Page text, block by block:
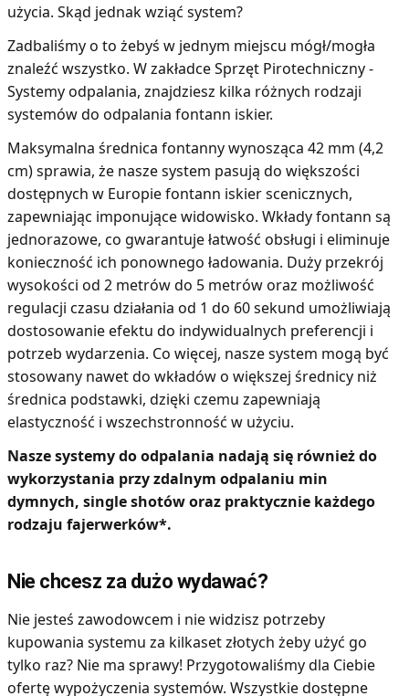
użycia. Skąd jednak wziąć system?
Zadbaliśmy o to żebyś w jednym miejscu mógł/mogła
znaleźć wszystko. W zakładce Sprzęt Pirotechniczny -
Systemy odpalania, znajdziesz kilka różnych rodzaji
systemów do odpalania fontann iskier.
Maksymalna średnica fontanny wynosząca 42 mm (4,2
cm) sprawia, że nasze system pasują do większości
dostępnych w Europie fontann iskier scenicznych,
zapewniając imponujące widowisko. Wkłady fontann są
jednorazowe, co gwarantuje łatwość obsługi i eliminuje
konieczność ich ponownego ładowania. Duży przekrój
wysokości od 2 metrów do 5 metrów oraz możliwość
regulacji czasu działania od 1 do 60 sekund umożliwiają
dostosowanie efektu do indywidualnych preferencji i
potrzeb wydarzenia. Co więcej, nasze system mogą być
stosowany nawet do wkładów o większej średnicy niż
średnica podstawki, dzięki czemu zapewniają
elastyczność i wszechstronność w użyciu.
Nasze systemy do odpalania nadają się również do
wykorzystania przy zdalnym odpalaniu min
dymnych, single shotów oraz praktycznie każdego
rodzaju fajerwerków*.
Nie chcesz za dużo wydawać?
Nie jesteś zawodowcem i nie widzisz potrzeby
kupowania systemu za kilkaset złotych żeby użyć go
tylko raz? Nie ma sprawy! Przygotowaliśmy dla Ciebie
ofertę wypożyczenia systemów. Wszystkie dostępne